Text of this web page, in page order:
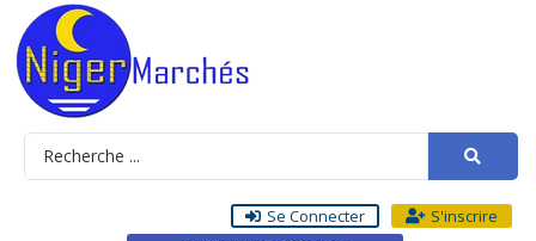
Se Connecter S'inscrire